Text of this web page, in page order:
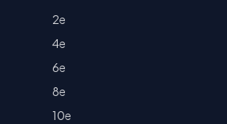
2e
4e
6e
8e
10e